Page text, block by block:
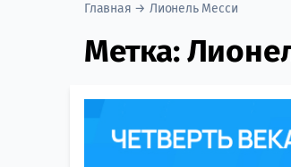
Главная →Лионель Месси
Метка: